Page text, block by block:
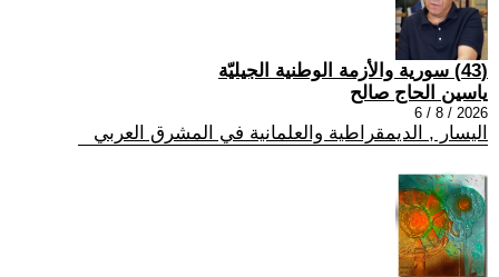
(43) سورية والأزمة الوطنية الجيليّة
ياسين الحاج صالح
2026 / 8 / 6
اليسار , الديمقراطية والعلمانية في المشرق العربي